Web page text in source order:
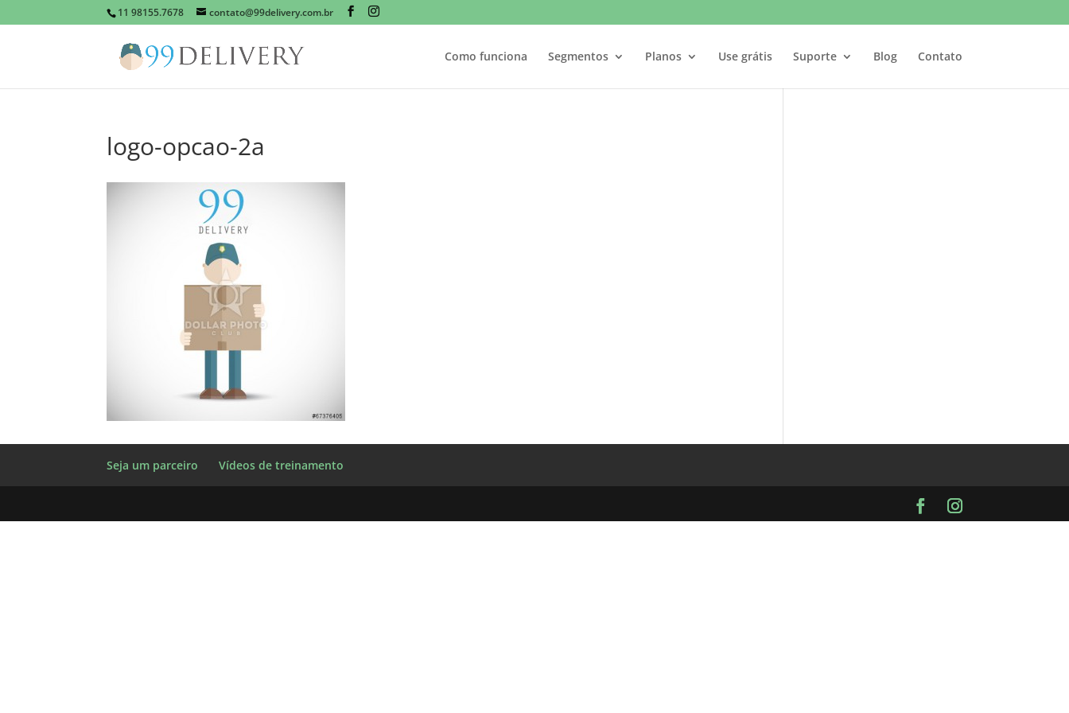
11 98155.7678 contato@99delivery.com.br
Como funciona Segmentos Planos Use grátis Suporte Blog Contato
logo-opcao-2a
Seja um parceiro Vídeos de treinamento